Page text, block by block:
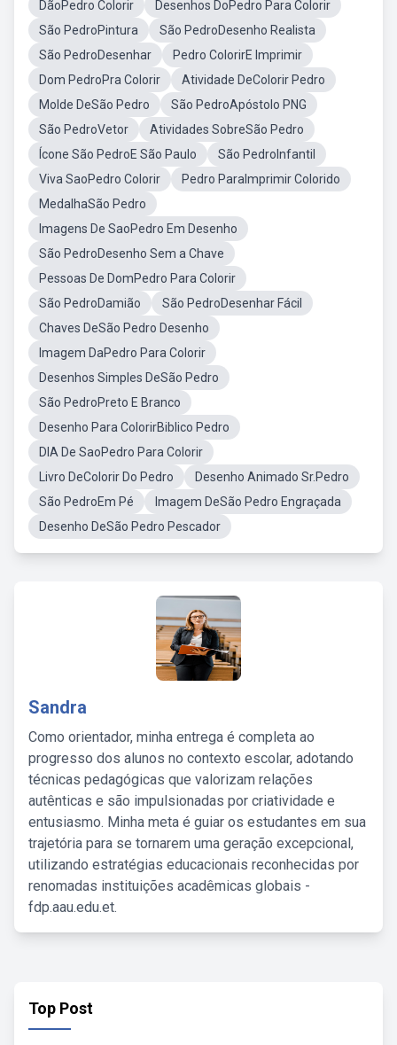
DãoPedro Colorir
Desenhos DoPedro Para Colorir
São PedroPintura
São PedroDesenho Realista
São PedroDesenhar
Pedro ColorirE Imprimir
Dom PedroPra Colorir
Atividade DeColorir Pedro
Molde DeSão Pedro
São PedroApóstolo PNG
São PedroVetor
Atividades SobreSão Pedro
Ícone São PedroE São Paulo
São PedroInfantil
Viva SaoPedro Colorir
Pedro ParaImprimir Colorido
MedalhaSão Pedro
Imagens De SaoPedro Em Desenho
São PedroDesenho Sem a Chave
Pessoas De DomPedro Para Colorir
São PedroDamião
São PedroDesenhar Fácil
Chaves DeSão Pedro Desenho
Imagem DaPedro Para Colorir
Desenhos Simples DeSão Pedro
São PedroPreto E Branco
Desenho Para ColorirBiblico Pedro
DIA De SaoPedro Para Colorir
Livro DeColorir Do Pedro
Desenho Animado Sr.Pedro
São PedroEm Pé
Imagem DeSão Pedro Engraçada
Desenho DeSão Pedro Pescador
Sandra
Como orientador, minha entrega é completa ao
progresso dos alunos no contexto escolar, adotando
técnicas pedagógicas que valorizam relações
autênticas e são impulsionadas por criatividade e
entusiasmo. Minha meta é guiar os estudantes em sua
trajetória para se tornarem uma geração excepcional,
utilizando estratégias educacionais reconhecidas por
renomadas instituições acadêmicas globais -
fdp.aau.edu.et.
Top Post